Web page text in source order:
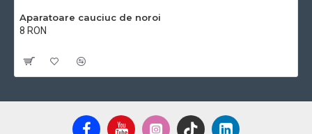
Aparatoare cauciuc de noroi
8 RON